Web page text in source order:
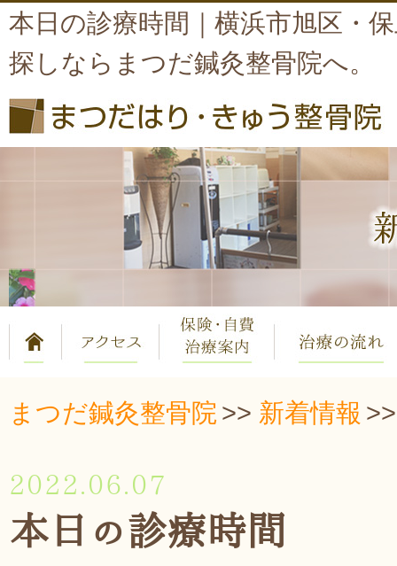
本日の診療時間｜横浜市旭区・
探しならまつだ鍼灸整骨院へ。
まつだ鍼灸整骨院 新着情報
2022.06.07
本日の診療時間